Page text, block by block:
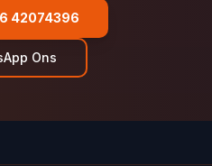
42074396
Ons